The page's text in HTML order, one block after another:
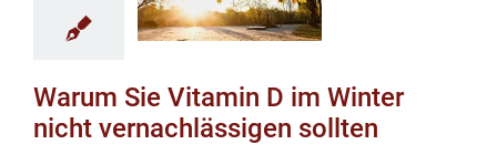
Warum Sie Vitamin D im Winter
nicht vernachlässigen sollten